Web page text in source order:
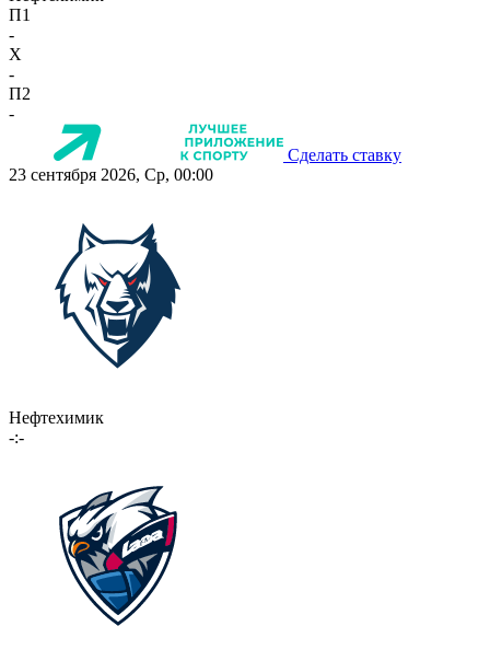
П1
-
X
-
П2
-
Сделать ставку
23 сентября 2026, Ср, 00:00
Нефтехимик
-:-